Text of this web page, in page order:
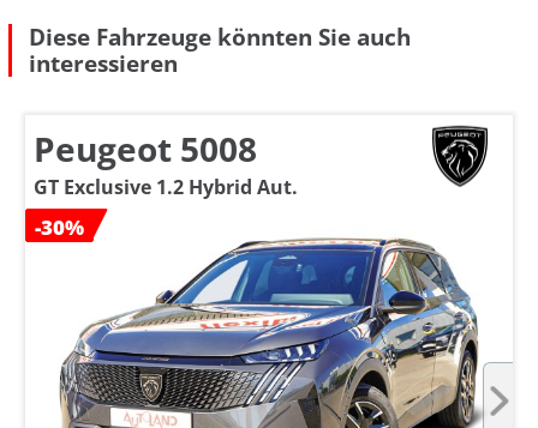
Diese Fahrzeuge könnten Sie auch
interessieren
Peugeot 5008
GT Exclusive 1.2 Hybrid Aut.
-30%